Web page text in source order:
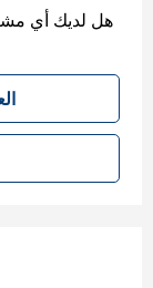
هل لديك أي